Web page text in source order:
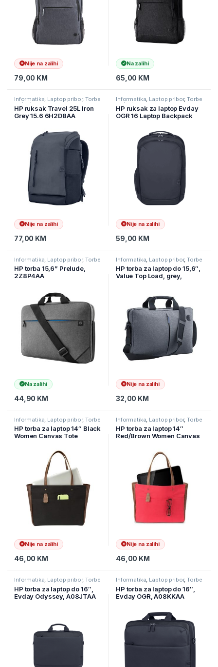
Nije na zalihi
79,00 KM
Na zalihi
65,00 KM
Informatika, Laptop pribor,Torbe
za laptope
HP ruksak Travel 25L Iron
Grey 15.6 6H2D8AA
Nije na zalihi
77,00 KM
Informatika, Laptop pribor,Torbe
za laptope
HP ruksak za laptop Evday
OGR 16 Laptop Backpack
Nije na zalihi
59,00 KM
Informatika Laptop pribor,Torbe
HP torba 15,6” Prelude,
2Z8P4AA
Na zalihi
44,90 KM
Informatika Laptop pribor,Torbe
HP torba za laptop do 15,6″,
Value Top Load, grey,
Nije na zalihi
32,00 KM
Informatika Laptop pribor,Torbe
HP torba za laptop 14″ Black
Women Canvas Tote
Nije na zalihi
46,00 KM
Informatika Laptop pribor,Torbe
HP torba za laptop 14″
Red/Brown Women Canvas
Nije na zalihi
46,00 KM
Informatika Laptop pribor,Torbe
HP torba za laptop do 16″,
Evday Odyssey, A08JTAA
Informatika Laptop pribor,Torbe
HP torba za laptop do 16″,
Evday OGR, A08KKAA